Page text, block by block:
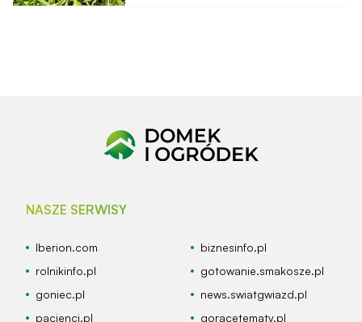
NASZE SERWISY
Iberion.com
biznesinfo.pl
rolnikinfo.pl
gotowanie.smakosze.pl
goniec.pl
news.swiatgwiazd.pl
pacjenci.pl
goracetematy.pl